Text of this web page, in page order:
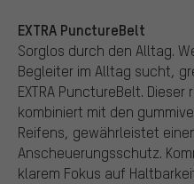
EXTRA PunctureBelt
Sorglos durch den Alltag.
Begleiter im Alltag sucht,
EXTRA PunctureBelt.
kombiniert mit den
Reifens, gewährleistet
Anscheuerungsschutz.
klarem Fokus auf